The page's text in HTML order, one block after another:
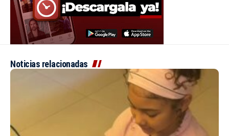
Noticias relacionadas